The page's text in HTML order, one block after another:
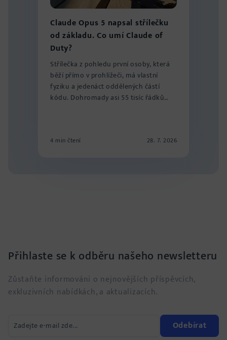
Claude Opus 5 napsal střílečku
od základu. Co umí Claude of
Duty?
Střílečka z pohledu první osoby, která
běží přímo v prohlížeči, má vlastní
fyziku a jedenáct oddělených částí
kódu. Dohromady asi 55 tisíc řádků
4 min čtení 28. 7. 2026
Přihlaste se k odběru našeho newsletteru
Zůstaňte informováni o nejnovějších příspěvcích,
exkluzivních nabídkách, a aktualizacích.
Odebírat